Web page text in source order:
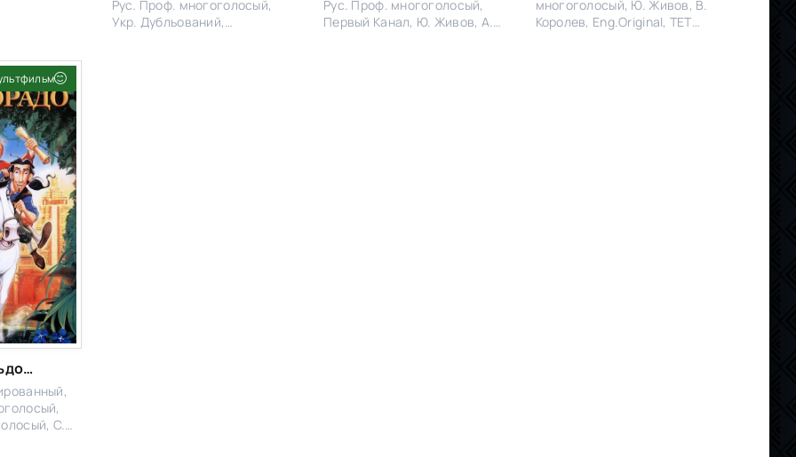
Рус. Проф. многоголосый,
Укр. Дубльований,
Рус. Проф. многоголосый,
Первый Канал, Ю. Живов, А.
многоголосый, Ю. Живов, В.
Королев, Eng.Original, ТЕТ
Дорога на Эльдорадо
C.